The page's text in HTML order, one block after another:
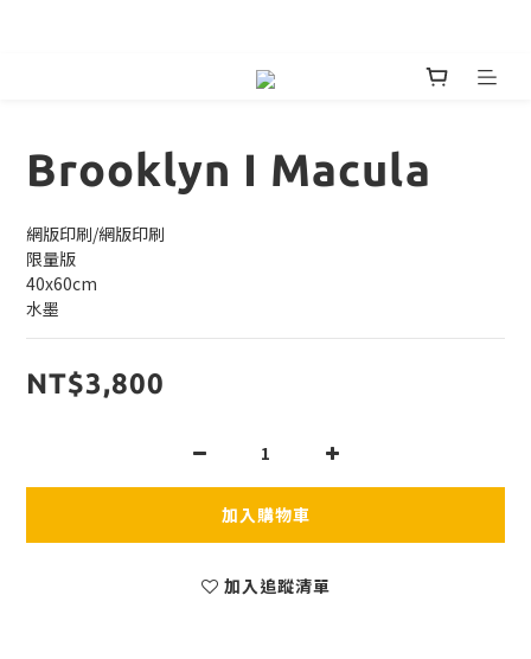
Brooklyn I Macula
網版印刷/網版印刷
限量版
40x60cm
水墨
NT$3,800
加入購物車
加入追蹤清單